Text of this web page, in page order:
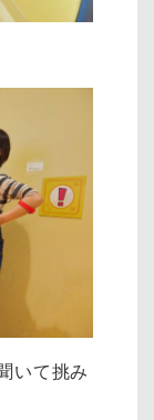
いて挑み